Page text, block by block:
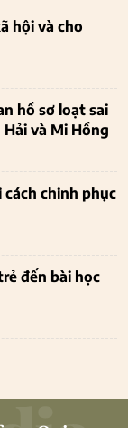
hội và cho
hồ sơ loạt sai
Hải và Mi Hồng
cách chinh phục
đến bài học